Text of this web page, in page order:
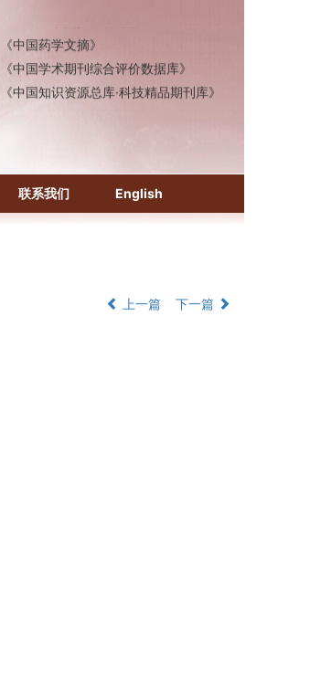
《中国药学文摘》
《中国学术期刊综合评价数据库》
《中国知识资源总库·科技精品期刊库》
联系我们 English
上一篇 下一篇